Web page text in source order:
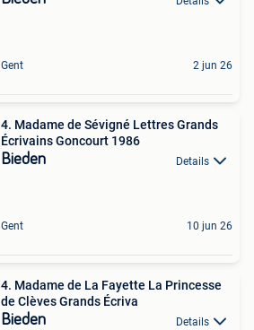
Gent 2 jun 26
4. Madame de Sévigné Lettres Grands
Écrivains Goncourt 1986
Bieden Details
Gent 10 jun 26
4. Madame de La Fayette La Princesse
de Clèves Grands Écriva
Bieden Details